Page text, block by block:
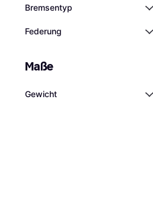
Bremsentyp
Federung
Maße
Gewicht